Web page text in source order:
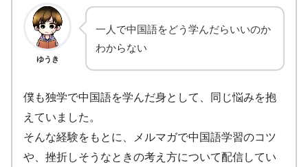
ゆうき
一人で中国語をどう学んだらいいのか
わからない
僕も独学で中国語を学んだ身として、同じ悩みを抱
えていました。
そんな経験をもとに、メルマガで中国語学習のコツ
や、挫折しそうなときの考え方について配信してい